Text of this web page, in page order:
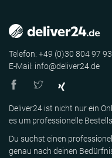
Telefon: +49 (0)30 804 97
E-Mail: info@deliver24.de
Deliver24 ist nicht nur ein
es um professionelle
Du suchst einen
genau nach deinen